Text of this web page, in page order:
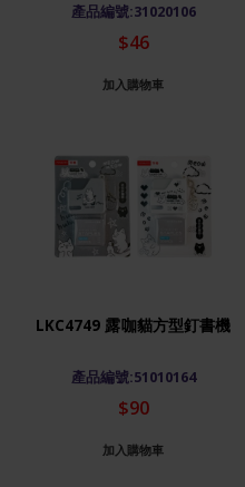
產品編號:31020106
$46
加入購物車
LKC4749 露咖貓方型釘書機
產品編號:51010164
$90
加入購物車